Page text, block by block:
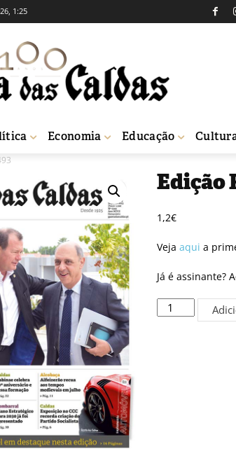
1:25
Economia Educação
Edição
1,2€
Veja aqui a
Já é assinante?
Quantidade
de